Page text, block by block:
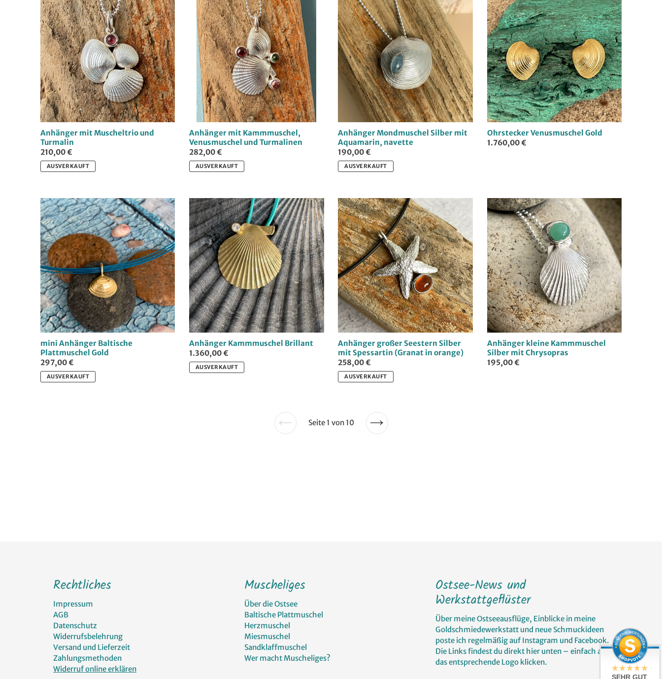
Anhänger mit Muscheltrio und
Turmalin
210,00 €
AUSVERKAUFT
Anhänger mit Kammmuschel,
Venusmuschel und Turmalinen
282,00 €
AUSVERKAUFT
Anhänger Mondmuschel Silber mit
Aquamarin, navette
190,00 €
AUSVERKAUFT
Ohrstecker Venusmuschel Gold
1.760,00 €
mini Anhänger Baltische
Plattmuschel Gold
297,00 €
AUSVERKAUFT
Anhänger Kammmuschel Brillant
1.360,00 €
AUSVERKAUFT
Anhänger großer Seestern Silber
mit Spessartin (Granat in orange)
258,00 €
AUSVERKAUFT
Anhänger kleine Kammmuschel
Silber mit Chrysopras
195,00 €
VorherigeSeite 1 von 10
Nächste
Rechtliches
Impressum
AGB
Datenschutz
Widerrufsbelehrung
Versand und Lieferzeit
Zahlungsmethoden
Widerruf online erklären
Muscheliges
Über die Ostsee
Baltische Plattmuschel
Herzmuschel
Miesmuschel
Sandklaffmuschel
Wer macht Muscheliges?
Ostsee-News und
Werkstattgeflüster
Über meine Ostseeausflüge, Einblicke in meine
Goldschmiedewerkstatt und neue Schmuckideen
poste ich regelmäßig auf Instagram und Facebook.
Die Links findest du direkt hier unten – einfach auf
das entsprechende Logo klicken.
SEHR GUT